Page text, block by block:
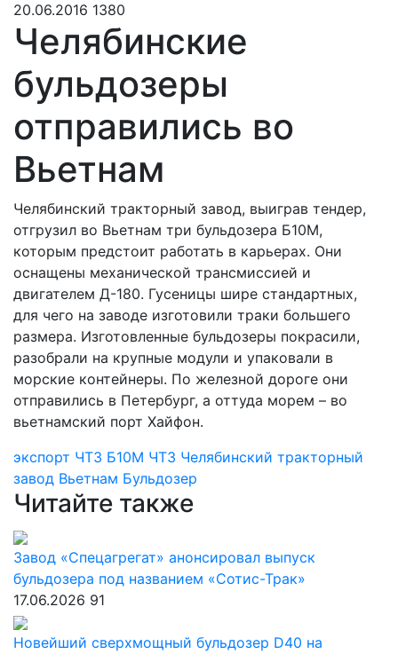
20.06.2016 1380
Челябинские
бульдозеры
отправились во
Вьетнам
Челябинский тракторный завод, выиграв тендер,
отгрузил во Вьетнам три бульдозера Б10М,
которым предстоит работать в карьерах. Они
оснащены механической трансмиссией и
двигателем Д-180. Гусеницы шире стандартных,
для чего на заводе изготовили траки большего
размера. Изготовленные бульдозеры покрасили,
разобрали на крупные модули и упаковали в
морские контейнеры. По железной дороге они
отправились в Петербург, а оттуда морем – во
вьетнамский порт Хайфон.
экспорт ЧТЗ Б10М ЧТЗ Челябинский тракторный
завод Вьетнам Бульдозер
Читайте также
Завод «Спецагрегат» анонсировал выпуск
бульдозера под названием «Сотис-Трак»
17.06.2026 91
Новейший сверхмощный бульдозер D40 на